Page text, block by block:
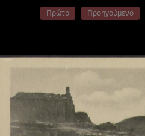
Πρώτο Προηγούμενο